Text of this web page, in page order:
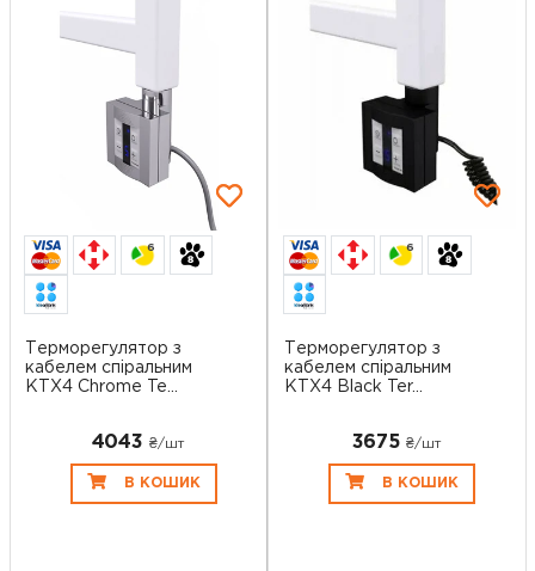
6
Терморегулятор з
кабелем спіральним
KTX4 Chrome Te...
4043 ₴/шт
В КОШИК
6
Терморегулятор з
кабелем спіральним
KTX4 Black Ter...
3675 ₴/шт
В КОШИК